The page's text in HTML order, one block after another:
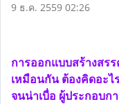
9 ธ.ค. 2559 02:26
การออกแบบสร้างสร
เหมือนกัน ต้องคิดอะไ
จนน่าเบื่อ ผู้ประกอบก